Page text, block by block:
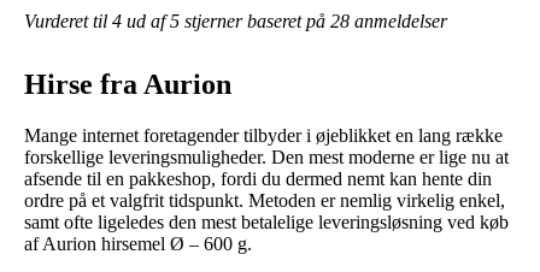
Vurderet til 4 ud af 5 stjerner baseret på 28 anmeldelser
Hirse fra Aurion
Mange internet foretagender tilbyder i øjeblikket en lang række
forskellige leveringsmuligheder. Den mest moderne er lige nu at
afsende til en pakkeshop, fordi du dermed nemt kan hente din
ordre på et valgfrit tidspunkt. Metoden er nemlig virkelig enkel,
samt ofte ligeledes den mest betalelige leveringsløsning ved køb
af Aurion hirsemel Ø – 600 g.